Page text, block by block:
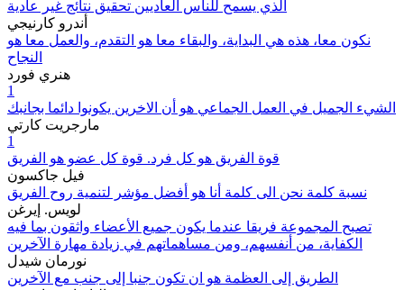
الذي يسمح للناس العاديين تحقيق نتائج غير عادية
أندرو كارنيجي
نكون معا، هذه هي البداية، والبقاء معا هو التقدم، والعمل معا هو
النجاح
هنري فورد
1
الشيء الجميل في العمل الجماعي هو أن الاخرين يكونوا دائما بجانبك
مارجريت كارتي
1
قوة الفريق هو كل فرد. قوة كل عضو هو الفريق
فيل جاكسون
نسبة كلمة نحن الى كلمة أنا هو أفضل مؤشر لتنمية روح الفريق
لويس. إيرغن
تصبح المجموعة فريقا عندما يكون جميع الأعضاء واثقون بما فيه
الكفاية، من أنفسهم، ومن مساهماتهم في زيادة مهارة الآخرين
نورمان شيدل
الطريق إلى العظمة هو ان تكون جنبا إلى جنب مع الآخرين